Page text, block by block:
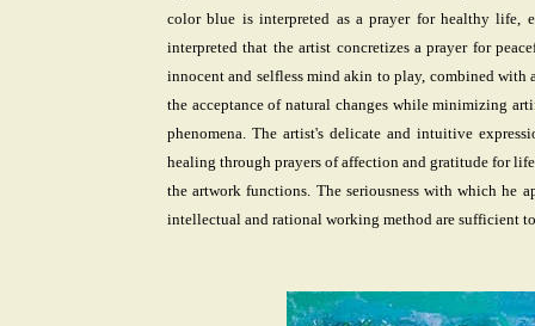
color blue is interpreted as a prayer for healthy
interpreted that the artist concretizes a prayer for
innocent and selfless mind akin to play, combined with
the acceptance of natural changes while minimizing
phenomena. The artist's delicate and intuitive
healing through prayers of affection and gratitude for
the artwork functions. The seriousness with which he
intellectual and rational working method are sufficient